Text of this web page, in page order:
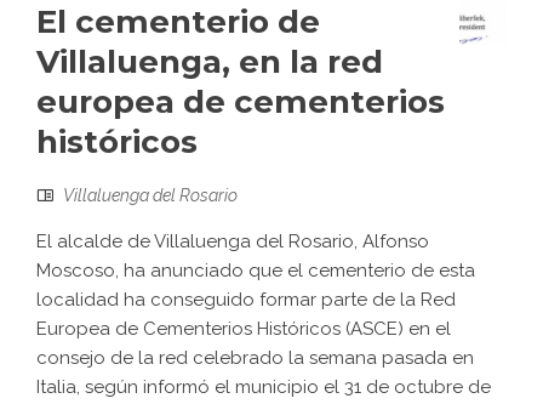
El cementerio de
Villaluenga, en la red
europea de cementerios
históricos
Villaluenga del Rosario
El alcalde de Villaluenga del Rosario, Alfonso
Moscoso, ha anunciado que el cementerio de esta
localidad ha conseguido formar parte de la Red
Europea de Cementerios Históricos (ASCE) en el
consejo de la red celebrado la semana pasada en
Italia, según informó el municipio el 31 de octubre de